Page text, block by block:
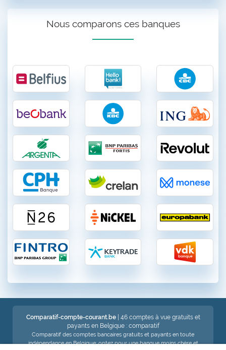
Nous comparons ces banques
Comparatif-compte-courant.be| 46 comptes à vue gratuits et
payants en Belgique : comparatif
Comparatif des comptes bancaires gratuits et payants en toute
indépendance en Belgique: optez pour une banque moins chère et